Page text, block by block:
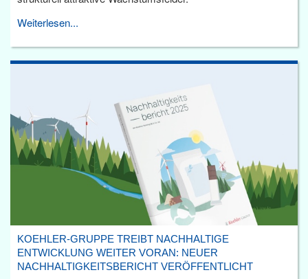
Weiterlesen...
KOEHLER-GRUPPE TREIBT NACHHALTIGE
ENTWICKLUNG WEITER VORAN: NEUER
NACHHALTIGKEITSBERICHT VERÖFFENTLICHT